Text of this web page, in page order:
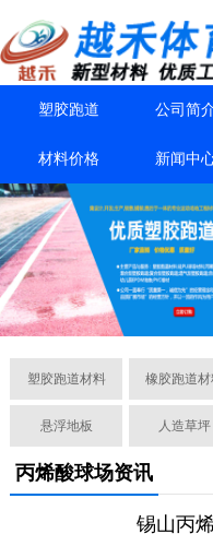
塑胶跑道 公司简
材料价格 新闻中
塑胶跑道材料 橡胶跑道
悬浮地板 人造草坪
丙烯酸球场资讯
锡山丙